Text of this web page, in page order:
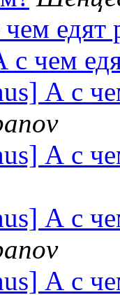
едят
чем
А с
А с
А с
А с